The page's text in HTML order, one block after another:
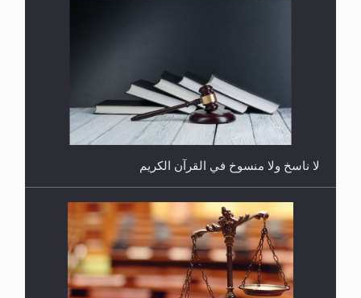
هل يجوز فتح مشروع كوافير نسائي للمحجبات وغير
المحجبات؟
لا ناسخ ولا منسوخ في القرآن الكريم